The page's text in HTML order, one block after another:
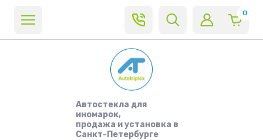
0
Автостекла для
иномарок,
продажа и установка в
Санкт-Петербурге